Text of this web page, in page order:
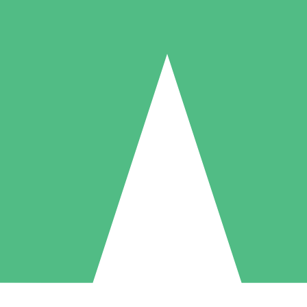
Individuelle Credit-Pakete
nach Bedarf mit Download-Credits. Keine monatliche Verpflichtung